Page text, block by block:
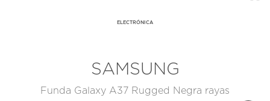
ELECTRÓNICA
SAMSUNG
Funda Galaxy A37 Rugged Negra rayas